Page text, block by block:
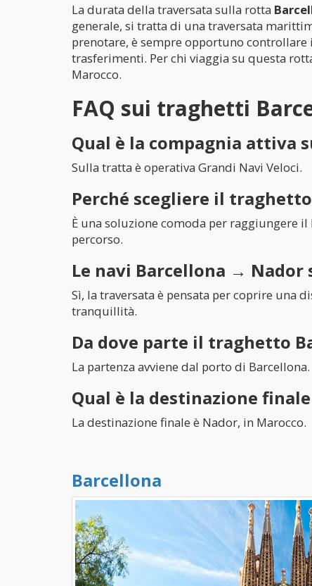
La durata della traversata sulla rotta
generale, si tratta di una traversata
prenotare, è sempre opportuno controllare
trasferimenti. Per chi viaggia su questa
Marocco.
FAQ sui traghetti
Qual è la compagnia attiva
Sulla tratta è operativa Grandi Navi Veloci.
Perché scegliere il
È una soluzione comoda per raggiungere
percorso.
Le navi Barcellona → Nador
Sì, la traversata è pensata per coprire una
tranquillità.
Da dove parte il traghetto
La partenza avviene dal porto di Barcellona.
Qual è la destinazione
La destinazione finale è Nador, in Marocco.
Barcellona